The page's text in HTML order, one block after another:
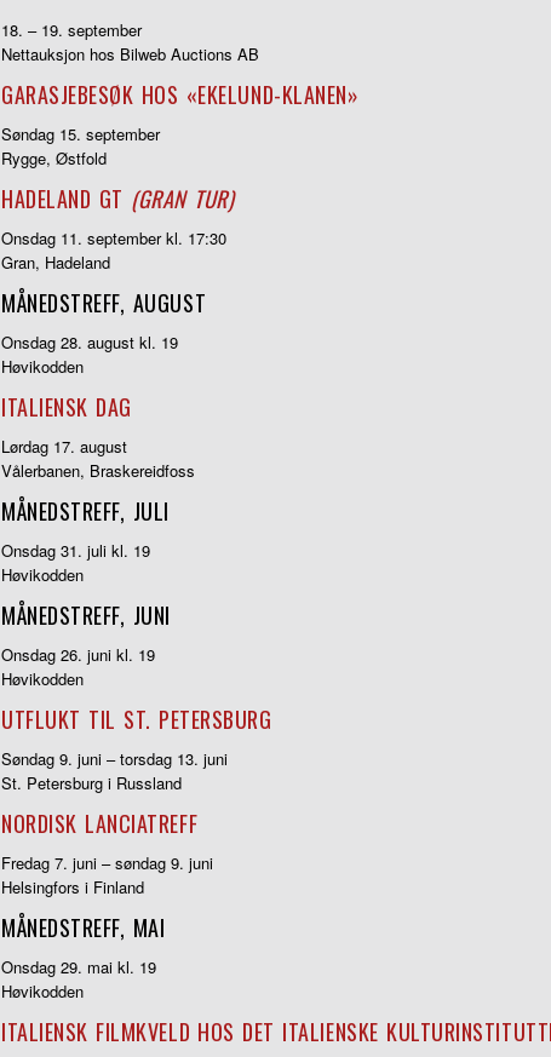
18. – 19. september
Nettauksjon hos Bilweb Auctions AB
GARASJEBESØK HOS «EKELUND-KLANEN»
Søndag 15. september
Rygge, Østfold
HADELAND GT (GRAN TUR)
Onsdag 11. september kl. 17:30
Gran, Hadeland
MÅNEDSTREFF, AUGUST
Onsdag 28. august kl. 19
Høvikodden
ITALIENSK DAG
Lørdag 17. august
Vålerbanen, Braskereidfoss
MÅNEDSTREFF, JULI
Onsdag 31. juli kl. 19
Høvikodden
MÅNEDSTREFF, JUNI
Onsdag 26. juni kl. 19
Høvikodden
UTFLUKT TIL ST. PETERSBURG
Søndag 9. juni – torsdag 13. juni
St. Petersburg i Russland
NORDISK LANCIATREFF
Fredag 7. juni – søndag 9. juni
Helsingfors i Finland
MÅNEDSTREFF, MAI
Onsdag 29. mai kl. 19
Høvikodden
ITALIENSK FILMKVELD HOS DET ITALIENSKE